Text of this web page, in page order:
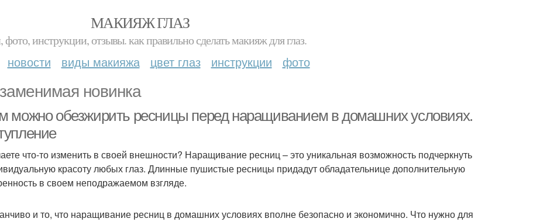
МАКИЯЖ ГЛАЗ
фото, инструкции, отзывы. как правильно сделать макияж для глаз.
новости виды макияжа цвет глаз инструкции фото
новинка
можно обезжирить ресницы перед наращиванием в домашних условиях.
что-то изменить в своей внешности? Наращивание ресниц – это уникальная возможность подчеркнуть
красоту любых глаз. Длинные пушистые ресницы придадут обладательнице дополнительную
в своем неподражаемом взгляде.
и то, что наращивание ресниц в домашних условиях вполне безопасно и экономично. Что нужно для